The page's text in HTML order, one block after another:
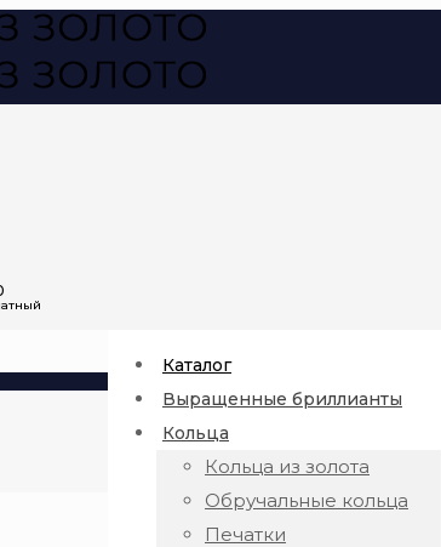
Каталог
Выращенные бриллианты
Кольца
Кольца из золота
Обручальные кольца
Печатки